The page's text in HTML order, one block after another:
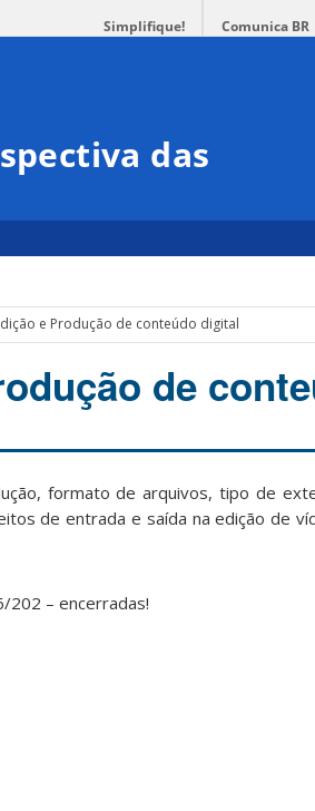
Simplifique! Comunica BR
das
e Produção de conteúdo digital
de
formato de arquivos, tipo de
de entrada e saída na edição de
– encerradas!